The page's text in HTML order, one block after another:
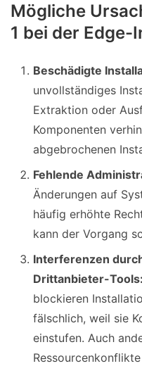
Mögliche
1 bei der Edge-
Beschädigte
unvollständiges
Extraktion oder
Komponenten
abgebrochenen
Fehlende
Änderungen auf
häufig erhöhte
kann der Vorgang
Interferenzen
Drittanbieter-Tools:
blockieren
fälschlich, weil sie
einstufen. Auch